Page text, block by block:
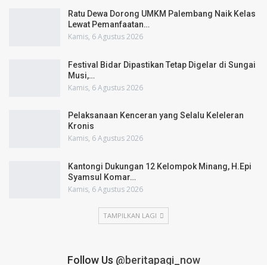
Ratu Dewa Dorong UMKM Palembang Naik Kelas
Lewat Pemanfaatan…
Kamis, 6 Agustus 2026
Festival Bidar Dipastikan Tetap Digelar di Sungai
Musi,…
Kamis, 6 Agustus 2026
Pelaksanaan Kenceran yang Selalu Keleleran
Kronis
Kamis, 6 Agustus 2026
Kantongi Dukungan 12 Kelompok Minang, H.Epi
Syamsul Komar…
Kamis, 6 Agustus 2026
TAMPILKAN LAGI
Follow Us @beritapagi_now